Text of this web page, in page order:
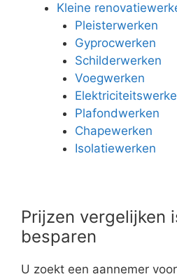
Kleine
Pleisterwerken
Gyprocwerken
Schilderwerken
Voegwerken
Plafondwerken
Chapewerken
Isolatiewerken
Prijzen vergelijken
besparen
U zoekt een aannemer